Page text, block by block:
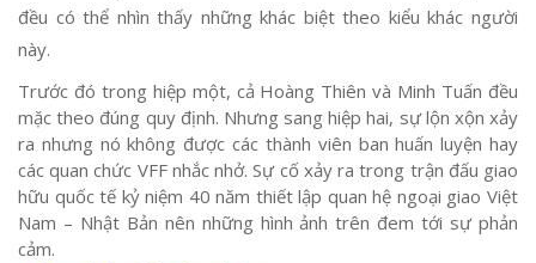
đều có thể nhìn thấy những khác biệt theo kiểu khác người
này.
Trước đó trong hiệp một, cả Hoàng Thiên và Minh Tuấn đều
mặc theo đúng quy định. Nhưng sang hiệp hai, sự lộn xộn xảy
ra nhưng nó không được các thành viên ban huấn luyện hay
các quan chức VFF nhắc nhở. Sự cố xảy ra trong trận đấu giao
hữu quốc tế kỷ niệm 40 năm thiết lập quan hệ ngoại giao Việt
Nam – Nhật Bản nên những hình ảnh trên đem tới sự phản
cảm.